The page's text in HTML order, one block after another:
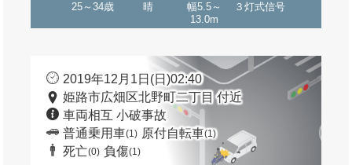
25～34歳 晴
幅5.5～
13.0m
３灯式信号
2019年12月1日(日)02:40
姫路市広畑区北野町二丁目 付近
車両相互 小破事故
普通乗用車(1) 原付自転車(1)
死亡(0) 負傷(1)